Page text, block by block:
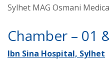
Sylhet MAG Osmani
Chamber – 01
Ibn Sina Hospital, Sylhet